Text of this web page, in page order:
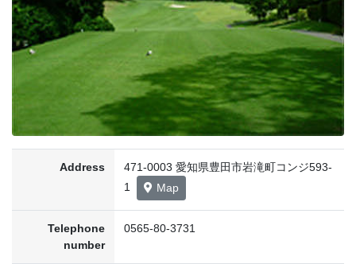
Address
471-0003 愛知県豊田市岩滝町コンジ593-
1
Map
Telephone
number
0565-80-3731